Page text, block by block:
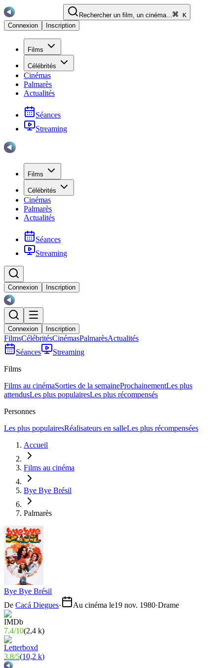
Rechercher un film, un cinéma...
K
Connexion
Inscription
Films
Célébrités
Cinémas
Palmarès
Actualités
Séances
Streaming
Films
Célébrités
Cinémas
Palmarès
Actualités
Séances
Streaming
Connexion Inscription
Connexion Inscription
FilmsCélébritésCinémasPalmarèsActualités
Séances
Streaming
Films
Films au cinémaSorties de la semaineProchainementLes plus
attendusLes plus populairesLes plus récompensés
Personnes
Les plus populairesRéalisateurs en salleLes plus récompensées
Accueil
Films au cinéma
Bye Bye Brésil
Palmarès
Bye Bye Brésil
De Cacá Diegues· Au cinéma le19 nov. 1980·Drame
7.4/10(2,4 k)
3.8/5(10,2 k)